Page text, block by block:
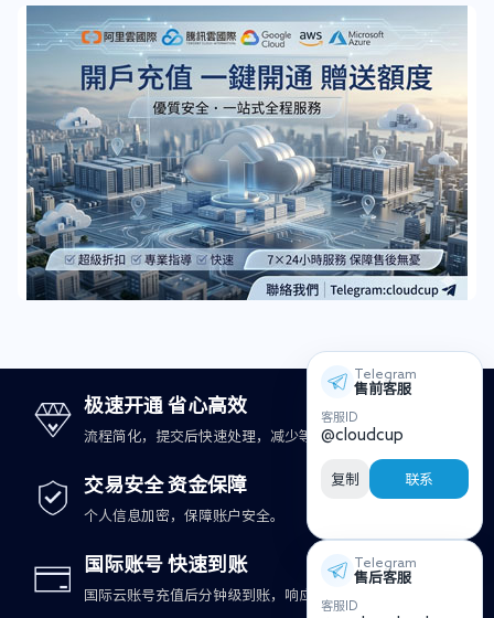
极速开通 省心高效
流程简化，提交后快速处理，减少等待时间。
交易安全 资金保障
个人信息加密，保障账户安全。
国际账号 快速到账
国际云账号充值后分钟级到账，响应更及时。
Telegram
售前客服
客服ID
@cloudcup
复制 联系
Telegram
售后客服
客服ID